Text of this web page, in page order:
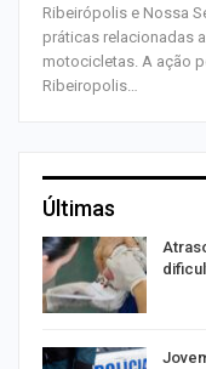
Ribeirópolis e Nossa
práticas relacionadas
motocicletas. A ação
Ribeiropolis…
Últimas